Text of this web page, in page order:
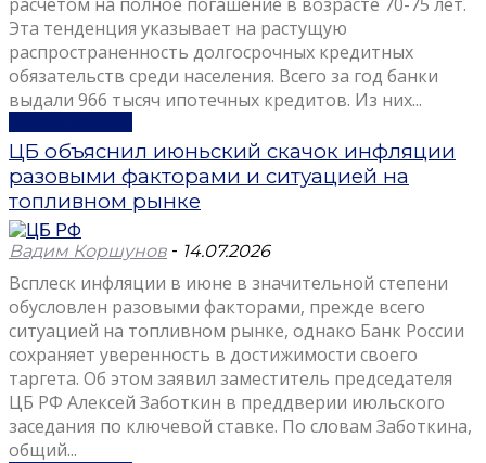
Эта тенденция указывает на растущую
распространенность долгосрочных кредитных
обязательств среди населения. Всего за год банки
выдали 966 тысяч ипотечных кредитов. Из них...
ЦБ объяснил июньский скачок инфляции
разовыми факторами и ситуацией на
топливном рынке
Вадим Коршунов - 14.07.2026
Всплеск инфляции в июне в значительной степени
обусловлен разовыми факторами, прежде всего
ситуацией на топливном рынке, однако Банк России
сохраняет уверенность в достижимости своего
таргета. Об этом заявил заместитель председателя
ЦБ РФ Алексей Заботкин в преддверии июльского
заседания по ключевой ставке. По словам Заботкина,
общий...